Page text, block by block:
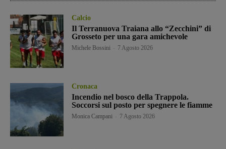
Calcio
Il Terranuova Traiana allo “Zecchini” di
Grosseto per una gara amichevole
Michele Bossini 7 Agosto 2026
Cronaca
Incendio nel bosco della Trappola.
Soccorsi sul posto per spegnere le fiamme
Monica Campani 7 Agosto 2026